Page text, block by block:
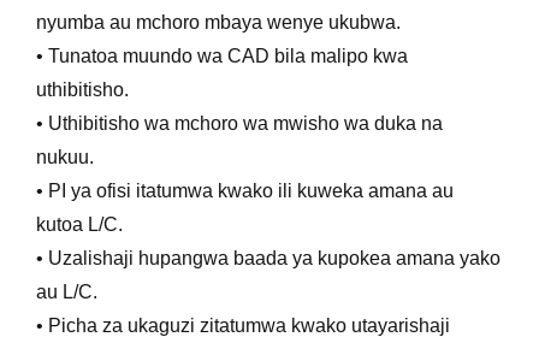
nyumba au mchoro mbaya wenye ukubwa.
• Tunatoa muundo wa CAD bila malipo kwa
uthibitisho.
• Uthibitisho wa mchoro wa mwisho wa duka na
nukuu.
• PI ya ofisi itatumwa kwako ili kuweka amana au
kutoa L/C.
• Uzalishaji hupangwa baada ya kupokea amana yako
au L/C.
• Picha za ukaguzi zitatumwa kwako utayarishaji